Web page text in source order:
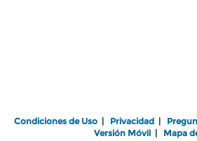
Condiciones de Uso | Privacidad |
Versión Móvil| Mapa